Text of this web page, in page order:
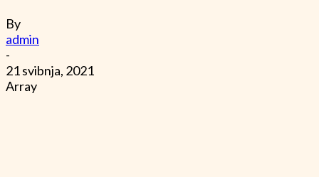
By
admin
-
21 svibnja, 2021
Array